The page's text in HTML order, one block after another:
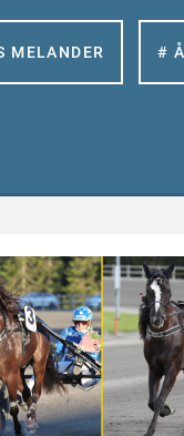
MELANDER #